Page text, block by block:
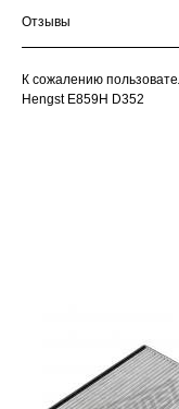
Отзывы
К сожалению
Hengst E859H D352